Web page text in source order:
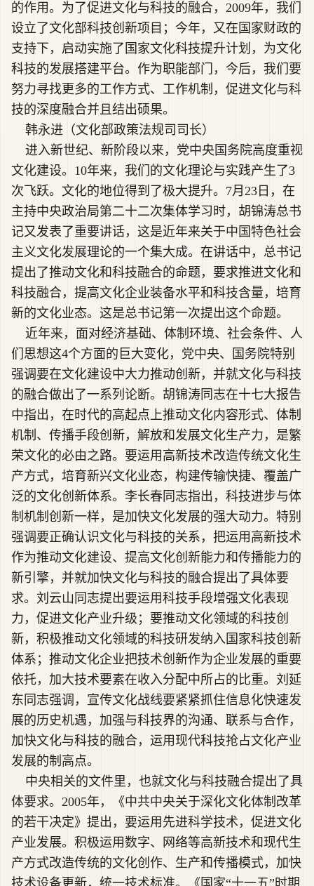
的作用。为了促进文化与科技的融合，2009年，我们
设立了文化部科技创新项目；今年，又在国家财政的
支持下，启动实施了国家文化科技提升计划，为文化
科技的发展搭建平台。作为职能部门，今后，我们要
努力寻找更多的工作方式、工作机制，促进文化与科
技的深度融合并且结出硕果。
韩永进（文化部政策法规司司长）
进入新世纪、新阶段以来，党中央国务院高度重视
文化建设。10年来，我们的文化理论与实践产生了3
次飞跃。文化的地位得到了极大提升。7月23日，在
主持中央政治局第二十二次集体学习时，胡锦涛总书
记又发表了重要讲话，这是近年来关于中国特色社会
主义文化发展理论的一个集大成。在讲话中，总书记
提出了推动文化和科技融合的命题，要求推进文化和
科技融合，提高文化企业装备水平和科技含量，培育
新的文化业态。这是总书记第一次提出这个命题。
近年来，面对经济基础、体制环境、社会条件、人
们思想这4个方面的巨大变化，党中央、国务院特别
强调要在文化建设中大力推动创新，并就文化与科技
的融合做出了一系列论断。胡锦涛同志在十七大报告
中指出，在时代的高起点上推动文化内容形式、体制
机制、传播手段创新，解放和发展文化生产力，是繁
荣文化的必由之路。要运用高新技术改造传统文化生
产方式，培育新兴文化业态，构建传输快捷、覆盖广
泛的文化创新体系。李长春同志指出，科技进步与体
制机制创新一样，是加快文化发展的强大动力。特别
强调要正确认识文化与科技的关系，把运用高新技术
作为推动文化建设、提高文化创新能力和传播能力的
新引擎，并就加快文化与科技的融合提出了具体要
求。刘云山同志提出要运用科技手段增强文化表现
力，促进文化产业升级；要推动文化领域的科技创
新，积极推动文化领域的科技研发纳入国家科技创新
体系；推动文化企业把技术创新作为企业发展的重要
依托，加大技术要素在收入分配中所占的比重。刘延
东同志强调，宣传文化战线要紧紧抓住信息化快速发
展的历史机遇，加强与科技界的沟通、联系与合作，
加快文化与科技的融合，运用现代科技抢占文化产业
发展的制高点。
中央相关的文件里，也就文化与科技融合提出了具
体要求。2005年，《中共中央关于深化文化体制改革
的若干决定》提出，要运用先进科学技术，促进文化
产业发展。积极运用数字、网络等高新技术和现代生
产方式改造传统的文化创作、生产和传播模式，加快
技术设备更新，统一技术标准。《国家“十一五”时期